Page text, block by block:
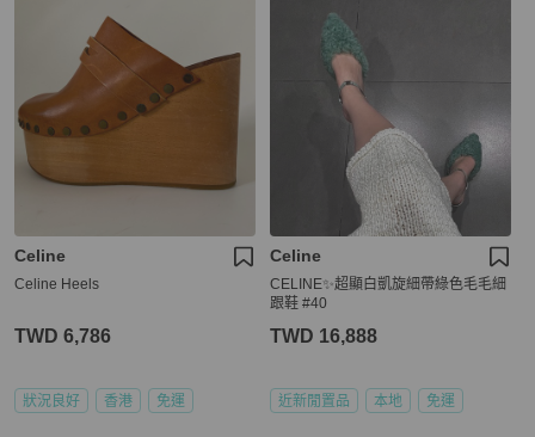
Celine
Celine Heels
TWD 6,786
狀況良好 香港 免運
Celine
CELINE✨超顯白凱旋細帶綠色毛毛細
跟鞋 #40
TWD 16,888
近新閒置品 本地 免運